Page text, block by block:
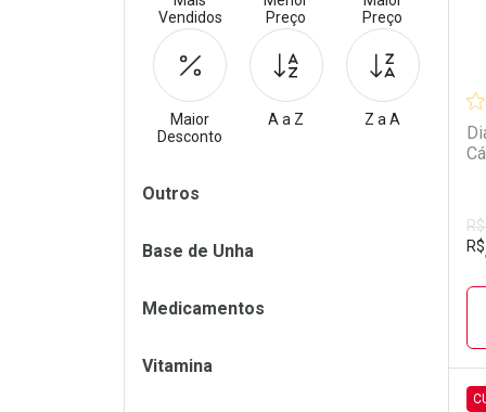
R$
Vendidos
Preço
Preço
Maior
Desconto
A a Z Z a A
Filtros
Outros
Base de Unha
Medicamentos
Vitamina